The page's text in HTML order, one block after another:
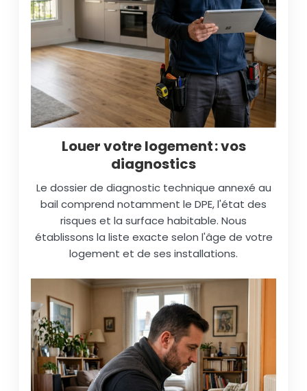
Louer votre logement : vos
diagnostics
Le dossier de diagnostic technique annexé au
bail comprend notamment le DPE, l'état des
risques et la surface habitable. Nous
établissons la liste exacte selon l'âge de votre
logement et de ses installations.